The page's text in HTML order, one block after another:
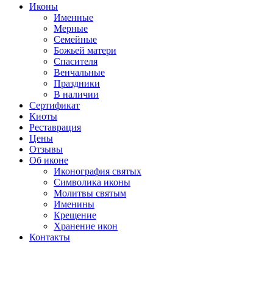
Иконы
Именные
Мерные
Семейные
Божьей матери
Спасителя
Венчальные
Праздники
В наличии
Сертификат
Киоты
Реставрация
Цены
Отзывы
Об иконе
Иконография святых
Символика иконы
Молитвы святым
Именины
Крещение
Хранение икон
Контакты